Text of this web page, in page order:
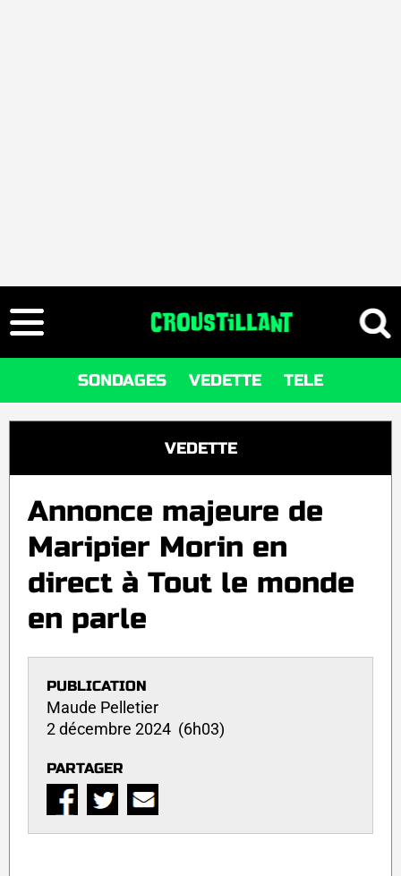
SONDAGES VEDETTE TELE
VEDETTE
Annonce majeure de
Maripier Morin en
direct à Tout le monde
en parle
PUBLICATION
Maude Pelletier
2 décembre 2024 (6h03)
PARTAGER